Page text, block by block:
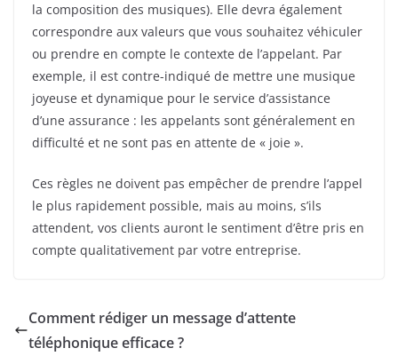
la composition des musiques). Elle devra également
correspondre aux valeurs que vous souhaitez véhiculer
ou prendre en compte le contexte de l’appelant. Par
exemple, il est contre-indiqué de mettre une musique
joyeuse et dynamique pour le service d’assistance
d’une assurance : les appelants sont généralement en
difficulté et ne sont pas en attente de « joie ».
Ces règles ne doivent pas empêcher de prendre l’appel
le plus rapidement possible, mais au moins, s’ils
attendent, vos clients auront le sentiment d’être pris en
compte qualitativement par votre entreprise.
Comment rédiger un message d’attente
téléphonique efficace ?